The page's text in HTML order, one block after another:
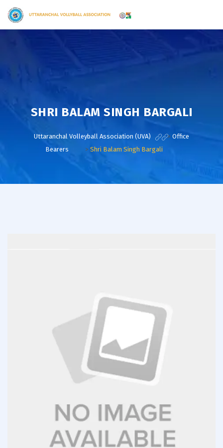
SHRI BALAM SINGH BARGALI
Uttaranchal Volleyball Association (UVA) > Office
Bearers
> Shri Balam Singh Bargali